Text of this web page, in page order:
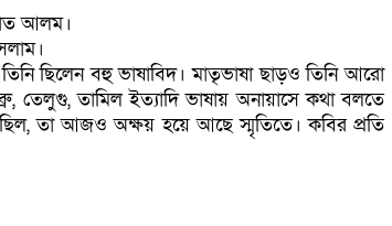
আলম।
ছিলেন বহু ভাষাবিদ। মাতৃভাষা ছাড়ও তিনি আরো
তেলুগু, তামিল ইত্যাদি ভাষায় অনায়াসে কথা বলতে
তা আজও অক্ষয় হয়ে আছে স্মৃতিতে। কবির প্রতি